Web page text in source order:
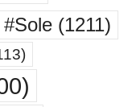
#Sole (1211)